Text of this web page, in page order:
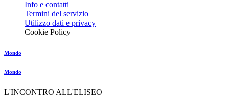
Info e contatti
Termini del servizio
Utilizzo dati e privacy
Cookie Policy
Mondo
Mondo
L'INCONTRO ALL'ELISEO